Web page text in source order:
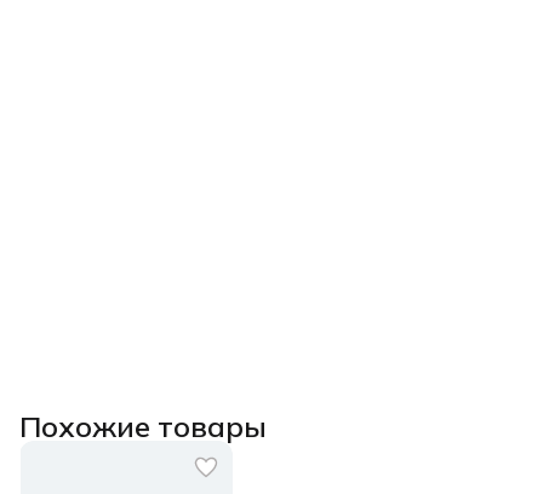
Похожие товары